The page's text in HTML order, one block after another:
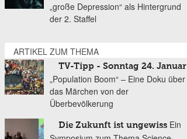
„große Depression“ als Hintergrund
der 2. Staffel
ARTIKEL ZUM THEMA
TV-Tipp - Sonntag 24. Januar
„Population Boom“ – Eine Doku über
das Märchen von der
Überbevölkerung
Die Zukunft ist ungewiss Ein